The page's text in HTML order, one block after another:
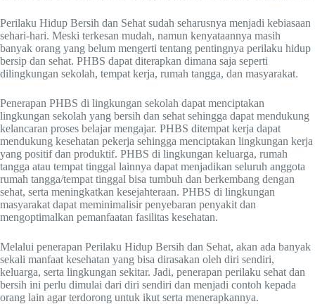
Perilaku Hidup Bersih dan Sehat sudah seharusnya menjadi kebiasaan
sehari-hari. Meski terkesan mudah, namun kenyataannya masih
banyak orang yang belum mengerti tentang pentingnya perilaku hidup
bersip dan sehat. PHBS dapat diterapkan dimana saja seperti
dilingkungan sekolah, tempat kerja, rumah tangga, dan masyarakat.
Penerapan PHBS di lingkungan sekolah dapat menciptakan
lingkungan sekolah yang bersih dan sehat sehingga dapat mendukung
kelancaran proses belajar mengajar. PHBS ditempat kerja dapat
mendukung kesehatan pekerja sehingga menciptakan lingkungan kerja
yang positif dan produktif. PHBS di lingkungan keluarga, rumah
tangga atau tempat tinggal lainnya dapat menjadikan seluruh anggota
rumah tangga/tempat tinggal bisa tumbuh dan berkembang dengan
sehat, serta meningkatkan kesejahteraan. PHBS di lingkungan
masyarakat dapat meminimalisir penyebaran penyakit dan
mengoptimalkan pemanfaatan fasilitas kesehatan.
Melalui penerapan Perilaku Hidup Bersih dan Sehat, akan ada banyak
sekali manfaat kesehatan yang bisa dirasakan oleh diri sendiri,
keluarga, serta lingkungan sekitar. Jadi, penerapan perilaku sehat dan
bersih ini perlu dimulai dari diri sendiri dan menjadi contoh kepada
orang lain agar terdorong untuk ikut serta menerapkannya.